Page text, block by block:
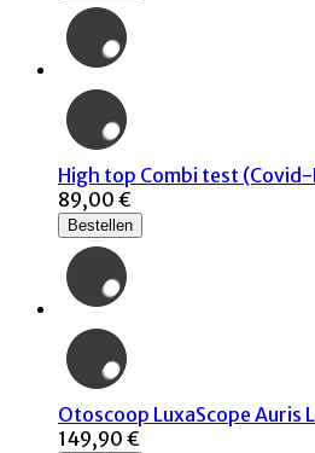
High top Combi test (Covid-
89,00 €
Bestellen
Otoscoop LuxaScope Auris
149,90 €